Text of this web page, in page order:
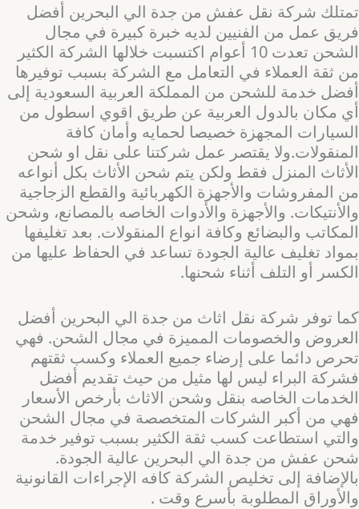
تمتلك شركة نقل عفش من جدة الي البحرين أفضل
فريق عمل من الفنيين لديه خبرة كبيرة في مجال
الشحن تعدت 10 أعوام اكتسبت خلالها الشركة الكثير
من ثقة العملاء في التعامل مع الشركة بسبب توفيرها
أفضل خدمة للشحن من المملكة العربية السعودية إلى
أي مكان بالدول العربية عن طريق اقوي اسطول من
السيارات المجهزة خصيصا لحمايه وأمان كافة
المنقولات.ولا يقتصر عمل شركتنا على نقل او شحن
الأثاث المنزل فقط ولكن يتم شحن الأثاث بكل أنواعه
من المفروشات والأجهزة الكهربائية والقطع الزجاجية
والأنتيكات. والأجهزة والأدوات الخاصه بالمصانع، وشحن
المكاتب والبضائع وكافة انواع المنقولات. بعد تغليفها
بمواد تغليف عالية الجودة تساعد في الحفاظ عليها من
الكسر أو التلف أثناء شحنها.
كما توفر شركة نقل اثاث من جدة الي البحرين أفضل
العروض والخصومات المميزة في مجال الشحن. فهي
تحرص دائما على إرضاء جميع العملاء وكسب ثقتهم
فشركة البراء ليس لها مثيل من حيث تقديم أفضل
الخدمات الخاصه بنقل وشحن الاثاث بأرخص الأسعار
فهي من أكبر الشركات المتخصصة في مجال الشحن
والتي استطاعت كسب ثقة الكثير بسبب توفير خدمة
شحن عفش من جدة الي البحرين عالية الجودة.
بالإضافة إلى تخليص الشركة كافه الإجراءات القانونية
والأوراق المطلوبة بأسرع وقت .